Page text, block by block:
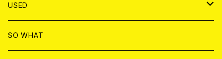
T-SHIRT & WEAR
DVD
BADGE
PATCH
USED
書籍
SO WHAT